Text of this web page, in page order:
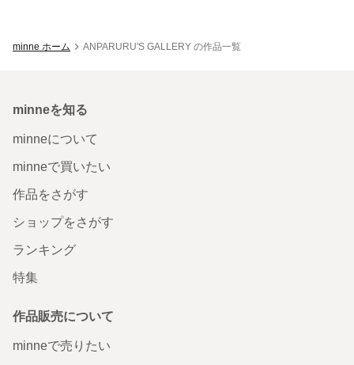
minne ホーム ANPARURU'S GALLERY の作品一覧
minneを知る
minneについて
minneで買いたい
作品をさがす
ショップをさがす
ランキング
特集
作品販売について
minneで売りたい